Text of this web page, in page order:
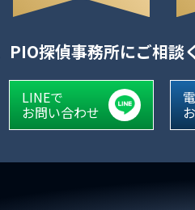
PIO探偵事務所にご相談
LINEで
お問い合わせ